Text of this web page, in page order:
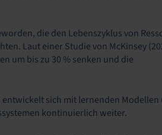
die den Lebenszyklus von
Laut einer Studie von McKinsey
um bis zu 30 % senken und die
sich mit lernenden
kontinuierlich weiter.